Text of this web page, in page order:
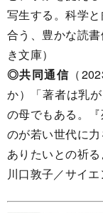
写生する。科学
合う、豊かな読
き文庫）
◎共同通信 （
か）「著者は乳
の母でもある。
のが若い世代に
ありたいとの祈
川口敦子／サイエ